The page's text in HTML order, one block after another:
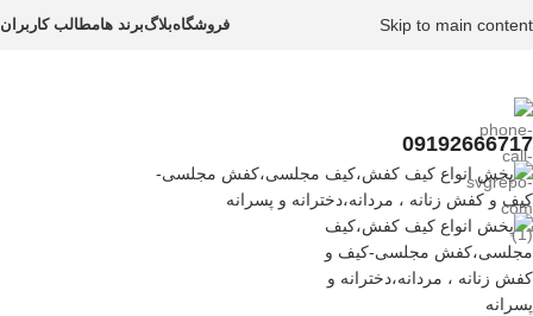
Skip to main content فروشگاهبلاگبرند هامطالب کاربران
09192666717